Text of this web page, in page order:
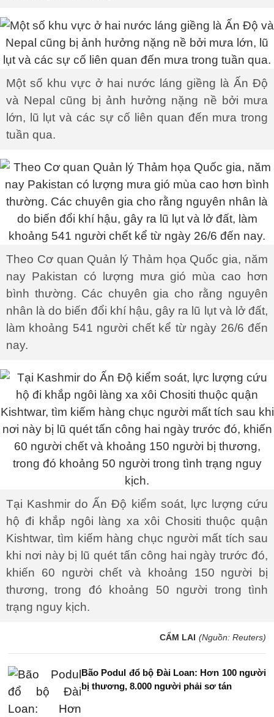
Một số khu vực ở hai nước láng giềng là Ấn Độ
và Nepal cũng bị ảnh hưởng nặng nề bởi mưa
lớn, lũ lụt và các sự cố liên quan đến mưa trong
tuần qua.
Theo Cơ quan Quản lý Thảm họa Quốc gia, năm
nay Pakistan có lượng mưa gió mùa cao hơn
bình thường. Các chuyên gia cho rằng nguyên
nhân là do biến đổi khí hậu, gây ra lũ lụt và lở đất,
làm khoảng 541 người chết kể từ ngày 26/6 đến
nay.
Tại Kashmir do Ấn Độ kiểm soát, lực lượng cứu
hộ đi khắp ngôi làng xa xôi Chositi thuộc quận
Kishtwar, tìm kiếm hàng chục người mất tích sau
khi nơi này bị lũ quét tấn công hai ngày trước đó,
khiến 60 người chết và khoảng 150 người bị
thương, trong đó khoảng 50 người trong tình
trạng nguy kịch.
CẨM LAI (Nguồn: Reuters)
Bão Podul đổ bộ Đài Loan: Hơn 100 người
bị thương, 8.000 người phải sơ tán